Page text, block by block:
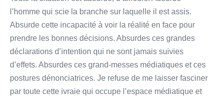
l’homme qui scie la branche sur laquelle il est assis.
Absurde cette incapacité à voir la réalité en face pour
prendre les bonnes décisions. Absurdes ces grandes
déclarations d’intention qui ne sont jamais suivies
d’effets. Absurdes ces grand-messes médiatiques et ces
postures dénonciatrices. Je refuse de me laisser fasciner
par toute cette ivraie qui occupe l’espace médiatique et